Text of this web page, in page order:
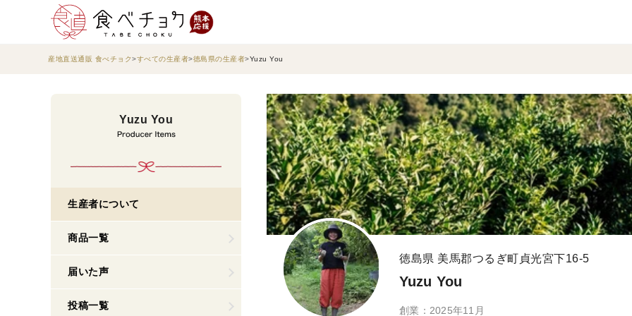
産地直送通販 食べチョク すべての生産者 徳島県の生産者 Yuzu You
徳島県 美馬郡つるぎ町貞光宮下16-5
Yuzu You
創業：2025年11月
Yuzu You
生産者について
商品一覧
届いた声
投稿一覧